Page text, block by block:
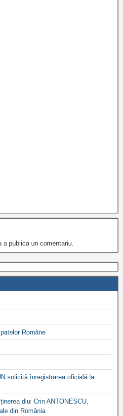
a publica un comentariu.
Române
solicită înregistrarea oficială la
dlui Crin ANTONESCU,
din România